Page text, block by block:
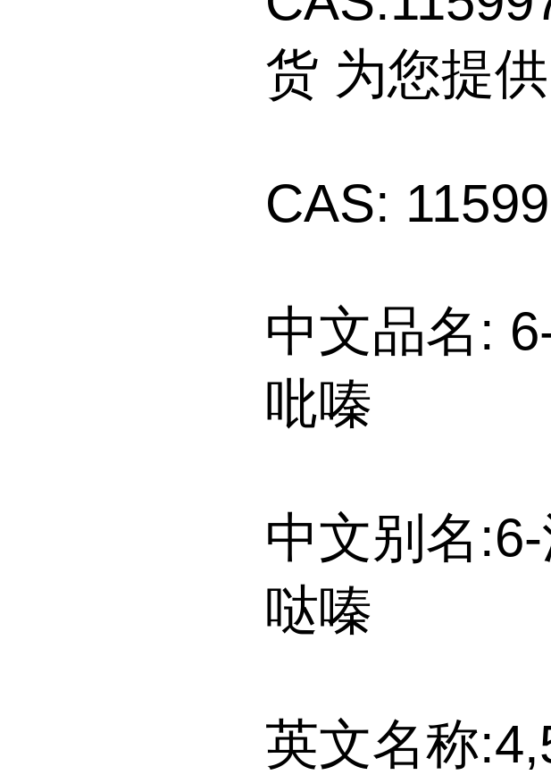
货 为您提
CAS:
中文品名:
吡嗪
中文别名
哒嗪
英文名称